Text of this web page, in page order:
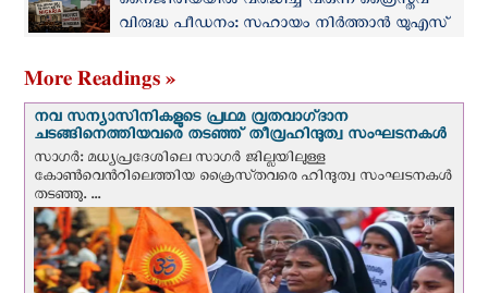
വിരുദ്ധ പീഡനം: സഹായം നിർത്താൻ യുഎസ്
More Readings »
നവ സന്യാസിനികളുടെ പ്രഥമ വ്രതവാഗ്‌ദാന
ചടങ്ങിനെത്തിയവരെ തടഞ്ഞ് തീവ്രഹിന്ദുത്വ സംഘടനകള്‍
സാഗർ: മധ്യപ്രദേശിലെ സാഗർ ജില്ലയിലുള്ള
കോൺവെന്‍റിലെത്തിയ ക്രൈസ്‌തവരെ ഹിന്ദുത്വ സംഘടനകൾ
തടഞ്ഞു. ...